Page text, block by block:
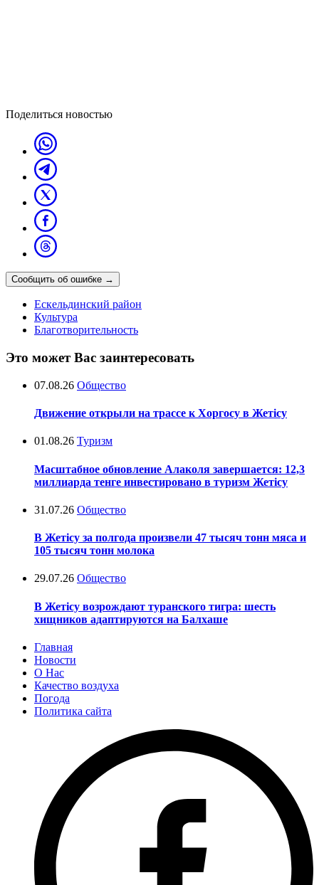
Поделиться новостью
Сообщить об ошибке →
Ескельдинский район
Культура
Благотворительность
Это может Вас заинтересовать
07.08.26 Общество
Движение открыли на трассе к Хоргосу в Жетісу
01.08.26 Туризм
Масштабное обновление Алаколя завершается: 12,3
миллиарда тенге инвестировано в туризм Жетісу
31.07.26 Общество
В Жетісу за полгода произвели 47 тысяч тонн мяса и
105 тысяч тонн молока
29.07.26 Общество
В Жетісу возрождают туранского тигра: шесть
хищников адаптируются на Балхаше
Главная
Новости
О Нас
Качество воздуха
Погода
Политика сайта